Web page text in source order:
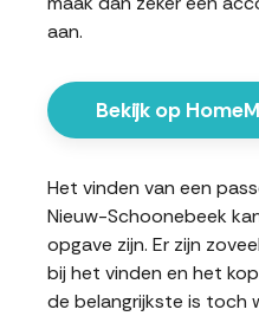
aan.
Bekijk op
Het vinden van een
Nieuw-Schoonebeek
opgave zijn. Er zijn
bij het vinden en het
de belangrijkste is toch